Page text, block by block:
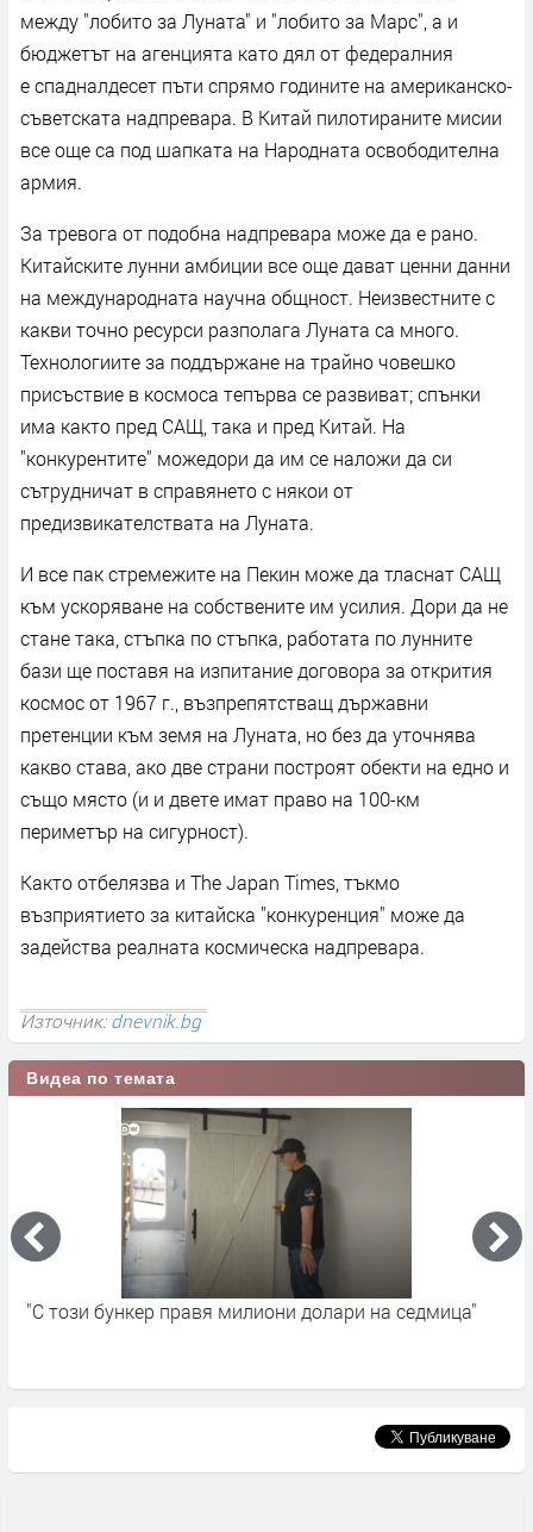
между "лобито за Луната" и "лобито за Марс", а и
бюджетът на агенцията като дял от федералния
е спадналдесет пъти спрямо годините на американско-
съветската надпревара. В Китай пилотираните мисии
все още са под шапката на Народната освободителна
армия.
За тревога от подобна надпревара може да е рано.
Китайските лунни амбиции все още дават ценни данни
на международната научна общност. Неизвестните с
какви точно ресурси разполага Луната са много.
Технологиите за поддържане на трайно човешко
присъствие в космоса тепърва се развиват; спънки
има както пред САЩ, така и пред Китай. На
"конкурентите" можедори да им се наложи да си
сътрудничат в справянето с някои от
предизвикателствата на Луната.
И все пак стремежите на Пекин може да тласнат САЩ
към ускоряване на собствените им усилия. Дори да не
стане така, стъпка по стъпка, работата по лунните
бази ще поставя на изпитание договора за открития
космос от 1967 г., възпрепятстващ държавни
претенции към земя на Луната, но без да уточнява
какво става, ако две страни построят обекти на едно и
също място (и и двете имат право на 100-км
периметър на сигурност).
Както отбелязва и The Japan Times, тъкмо
възприятието за китайска "конкуренция" може да
задейства реалната космическа надпревара.
Източник:dnevnik.bg
Видеа по темата
Борислава Генова - Ню Йорк, САЩ